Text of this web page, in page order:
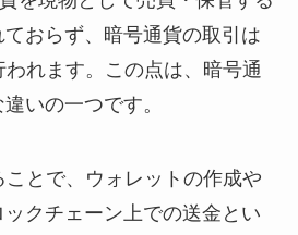
おらず、暗号通貨の取引は
れます。この点は、暗号通
いの一つです。
とで、ウォレットの作成や
クチェーン上での送金とい